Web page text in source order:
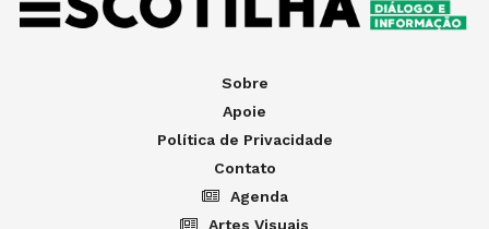
Sobre
Apoie
Política de Privacidade
Contato
Agenda
Artes Visuais